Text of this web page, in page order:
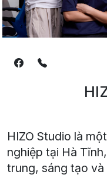
HIZO Studio là
nghiệp tại Hà
trung, sáng tạo